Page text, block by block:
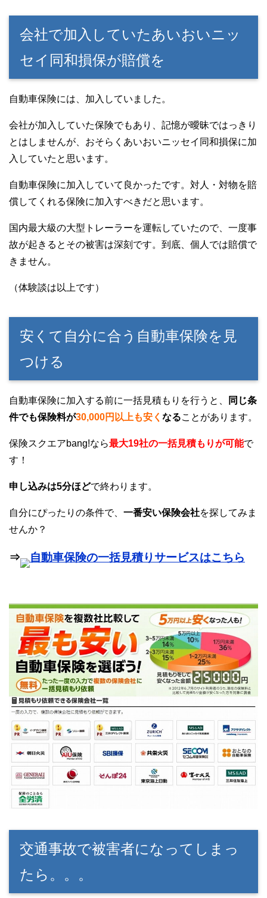
会社で加入していたあいおいニッ
セイ同和損保が賠償を
自動車保険には、加入していました。
会社が加入していた保険でもあり、記憶が曖昧ではっきり
とはしませんが、おそらくあいおいニッセイ同和損保に加
入していたと思います。
自動車保険に加入していて良かったです。対人・対物を賠
償してくれる保険に加入すべきだと思います。
国内最大級の大型トレーラーを運転していたので、一度事
故が起きるとその被害は深刻です。到底、個人では賠償で
きません。
（体験談は以上です）
安くて自分に合う自動車保険を見
つける
自動車保険に加入する前に一括見積もりを行うと、
同じ条
件でも保険料が30,000円以上も安く なることがあります。
保険スクエアbang!なら最大19社の一括見積もりが可能で
す！
申し込みは5分ほどで終わります。
自分にぴったりの条件で、 一番安い保険会社を探してみま
せんか？
⇒ 自動車保険の一括見積りサービスはこちら
交通事故で被害者になってしまっ
たら。。。